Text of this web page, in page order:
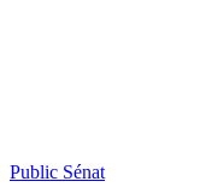
Public Sénat